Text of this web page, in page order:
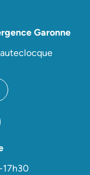
Garonne
17h30